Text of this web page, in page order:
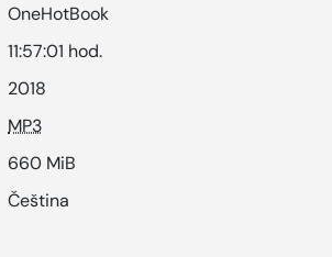
OneHotBook
11:57:01 hod.
2018
MP3
660 MiB
Čeština